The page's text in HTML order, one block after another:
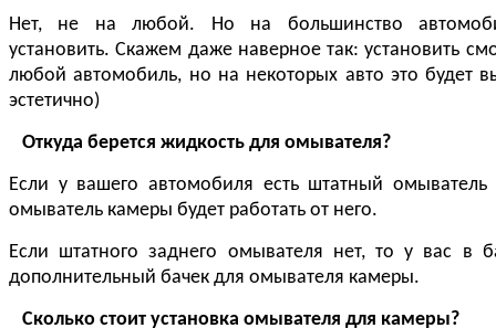
Нет, не на любой. Но на большинство
установить. Скажем даже наверное так: установить
любой автомобиль, но на некоторых авто это будет
эстетично)
Откуда берется жидкость для омывателя?
Если у вашего автомобиля есть штатный омыватель
омыватель камеры будет работать от него.
Если штатного заднего омывателя нет, то у вас в
дополнительный бачек для омывателя камеры.
Сколько стоит установка омывателя для камеры?